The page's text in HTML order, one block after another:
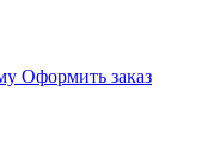
Оформить заказ